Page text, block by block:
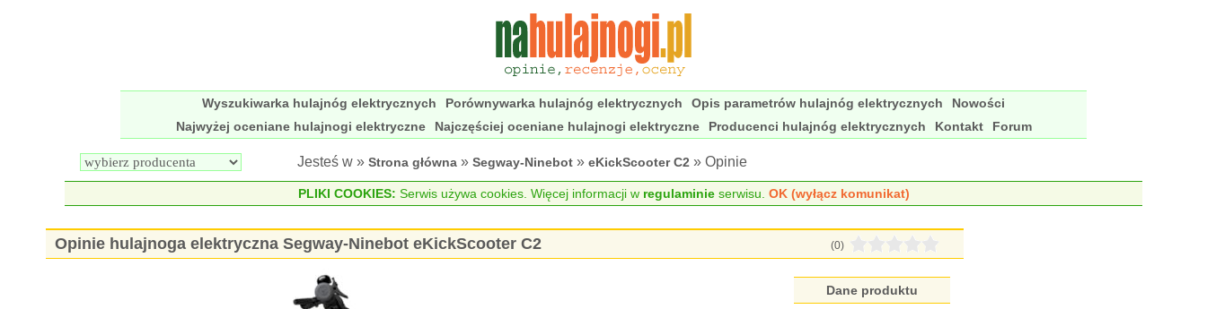
Wyszukiwarka hulajnóg elektrycznych Porównywarka hulajnóg elektrycznych Opis parametrów hulajnóg elektrycznych
Nowości
Najwyżej oceniane hulajnogi elektryczne
Najczęściej oceniane hulajnogi elektryczne Producenci hulajnóg elektrycznych Kontakt Forum
Jesteś w » Strona główna » Segway-Ninebot » eKickScooter C2 » Opinie
PLIKI COOKIES: Serwis używa cookies. Więcej informacji w regulaminieserwisu. OK (wyłącz komunikat)
Opinie hulajnoga elektryczna Segway-Ninebot eKickScooter C2 (0)
Dane produktu